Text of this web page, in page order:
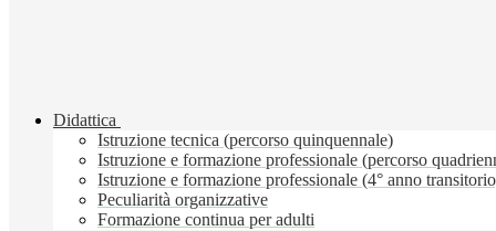
Didattica
Istruzione tecnica (percorso quinquennale)
Istruzione e formazione professionale (percorso
Istruzione e formazione professionale (4° anno
Peculiarità organizzative
Formazione continua per adulti